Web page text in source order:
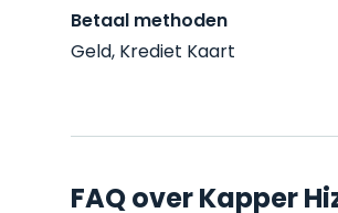
Betaal methoden
Geld, Krediet Kaart
FAQ over Kapper